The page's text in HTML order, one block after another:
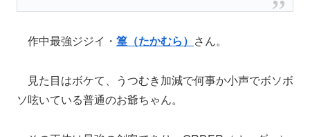
作中最強ジジイ・ 篁（たかむら） さん。
見た目はボケて、うつむき加減で何事か小声でボソボ
ソ呟いている普通のお爺ちゃん。